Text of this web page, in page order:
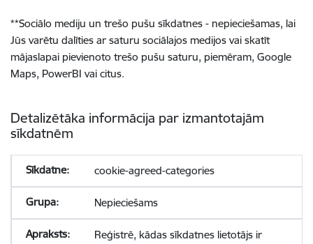
**Sociālo mediju un trešo pušu sīkdatnes - nepieciešamas, lai
Jūs varētu dalīties ar saturu sociālajos medijos vai skatīt
mājaslapai pievienoto trešo pušu saturu, piemēram, Google
Maps, PowerBI vai citus.
Detalizētāka informācija par izmantotajām
sīkdatnēm
cookie-agreed-categories
Nepieciešams
Reģistrē, kādas sīkdatnes lietotājs ir